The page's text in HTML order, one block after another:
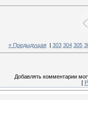
« Предыдущая| 303 304 305
Добавлять комментарии
[